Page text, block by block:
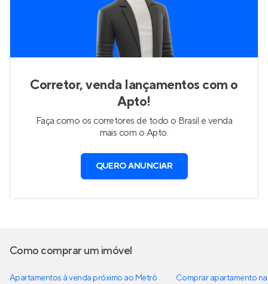
Corretor, venda lançamentos com o
Apto!
Faça como os corretores de todo o Brasil e venda
mais com o Apto.
QUERO ANUNCIAR
Como comprar um imóvel
Apartamentos à venda próximo ao Metrô
Comprar apartamento